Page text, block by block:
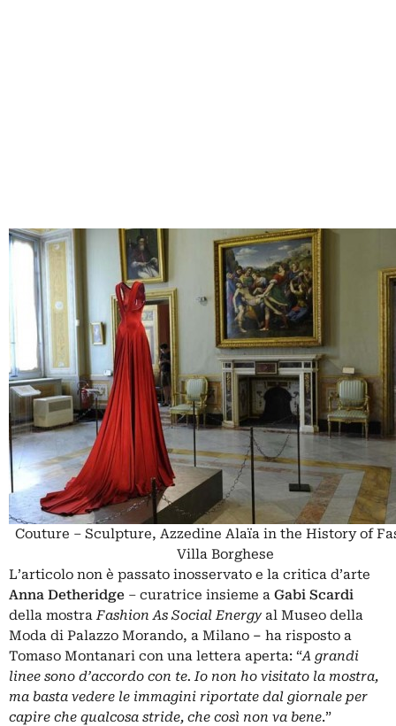
Couture – Sculpture, Azzedine Alaïa in the History of
Villa Borghese
L’articolo non è passato inosservato e la critica d’arte
Anna Detheridge – curatrice insieme a Gabi Scardi
della mostraFashion As Social Energy al Museo della
Moda di Palazzo Morando, a Milano – ha risposto a
Tomaso Montanari con una lettera aperta: “A grandi
linee sono d’accordo con te. Io non ho visitato la mostra,
ma basta vedere le immagini riportate dal giornale per
capire che qualcosa stride, che così non va bene.”